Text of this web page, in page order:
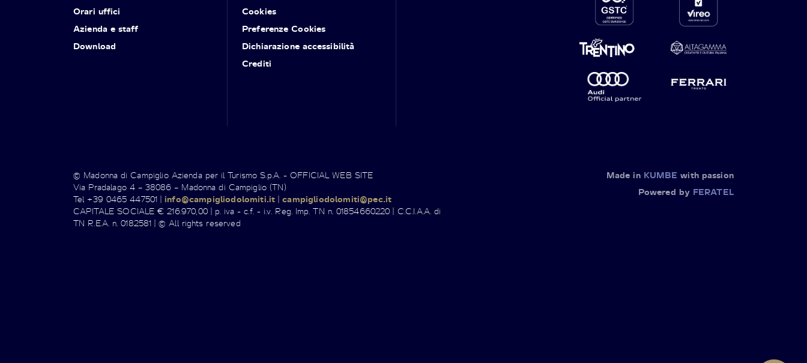
Orari uffici
Azienda e staff
Download
Cookies
Preferenze Cookies
Dichiarazione accessibilità
Crediti
© Madonna di Campiglio Azienda per il Turismo S.p.A. - OFFICIAL WEB SITE
Via Pradalago 4 – 38086 – Madonna di Campiglio (TN)
Tel +39 0465 447501 |info@campigliodolomiti.it |campigliodolomiti@pec.it
CAPITALE SOCIALE € 216.970,00 | p. iva - c.f. - i.v. Reg. Imp. TN n. 01854660220 | C.C.I.A.A. di
TN R.E.A. n. 0182581 | © All rights reserved
Made in KUMBE with passion
Powered by FERATEL